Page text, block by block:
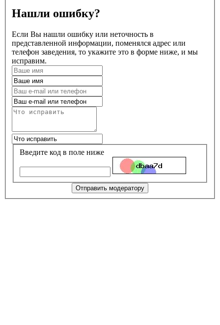
Нашли ошибку?
Если Вы нашли ошибку или неточность в
представленной информации, поменялся адрес или
телефон заведения, то укажите это в форме ниже, и мы
исправим.
Введите код в поле ниже
Отправить модератору